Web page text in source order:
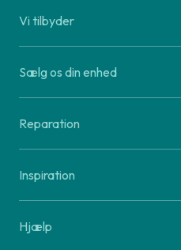
Vi tilbyder
Sælg os din enhed
Reparation
Inspiration
Hjælp